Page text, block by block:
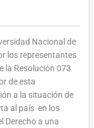
Nacional de
los representantes
la Resolución 073
de esta
a la situación de
al país en los
Derecho a una